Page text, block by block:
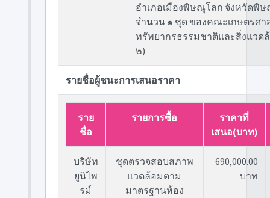
อำเภอเมืองพิษณุโลก จังหวัดพิ
จำนวน ๑ ชุด ของคณะเกษตรศา
ทรัพยากรธรรมชาติและสิ่งแวด
๒)
รายชื่อผู้ชนะการเสนอราคา
ราย
ชื่อ
รายการซื้อ
ราคาที่
เสนอ(บาท)
บริษัท
ยูนิไพ
รม์
ชุดตรวจสอบสภาพ
แวดล้อมตาม
มาตรฐานห้อง
690,000.00
บาท